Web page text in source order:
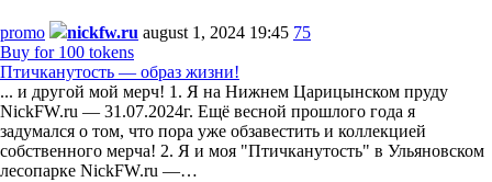
promo nickfw.ru august 1, 2024 19:45 75
Buy for 100 tokens
Птичканутость — образ жизни!
... и другой мой мерч! 1. Я на Нижнем Царицынском пруду
NickFW.ru — 31.07.2024г. Ещё весной прошлого года я
задумался о том, что пора уже обзавестить и коллекцией
собственного мерча! 2. Я и моя "Птичканутость" в Ульяновском
лесопарке NickFW.ru —…